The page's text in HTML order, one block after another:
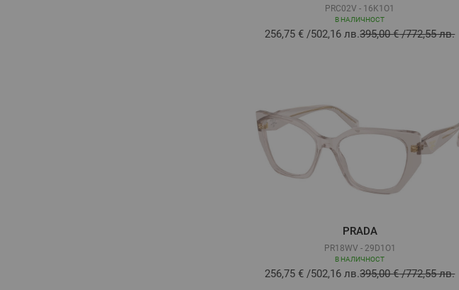
PRC02V - 16K1O1
В НАЛИЧНОСТ
256,75 € /502,16 лв.395,00 €/772,55 лв.
PRADA
PR18WV - 29D1O1
В НАЛИЧНОСТ
256,75 € /502,16 лв.395,00 €/772,55 лв.